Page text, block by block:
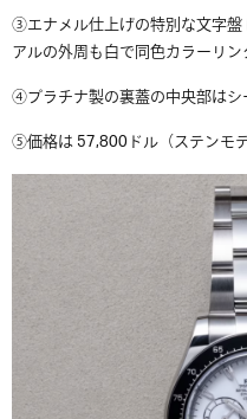
③エナメル仕上げの特別な文字
アルの外周も白で同色カラーリ
④プラチナ製の裏蓋の中央部はシ
⑤価格は 57,800ドル（ステンモ